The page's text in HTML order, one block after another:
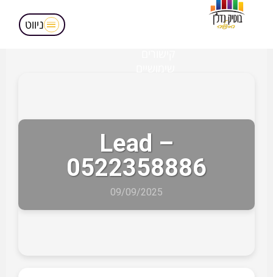
ניווט
Lead –
0522358886
09/09/2025